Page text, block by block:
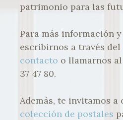
patrimonio para las
Para más información
escribirnos a través del
contacto o llamarnos
37 47 80.
Además, te invitamos a
colección de postales